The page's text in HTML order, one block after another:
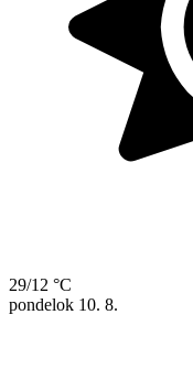
29/12 °C
pondelok 10. 8.